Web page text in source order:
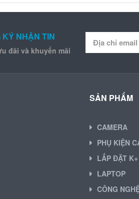
NHẬN TIN
đãi và khuyến mãi
SẢN PHẨM
CAMERA
PHỤ KIỆN
LẮP ĐẶT K+
LAPTOP
CÔNG